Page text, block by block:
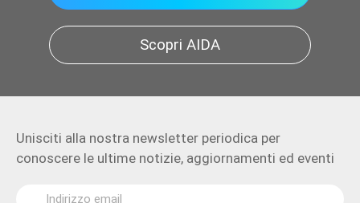
Scopri AIDA
Unisciti alla nostra newsletter periodica per
conoscere le ultime notizie, aggiornamenti ed eventi